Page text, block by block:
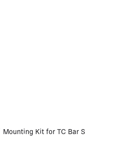
Mounting Kit for TC Bar S